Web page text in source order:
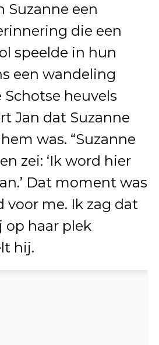
Suzanne een
die een
speelde in hun
een wandeling
heuvels
Jan dat Suzanne
was. “Suzanne
zei: ‘Ik word hier
Dat moment was
voor me. Ik zag dat
op haar plek
hij.